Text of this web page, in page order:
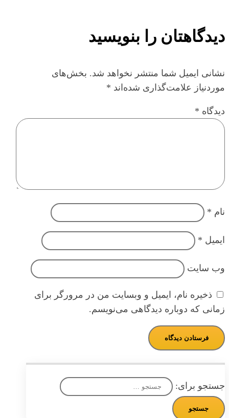
دیدگاهتان را بنویسید
نشانی ایمیل شما منتشر نخواهد شد. بخش‌های
موردنیاز علامت‌گذاری شده‌اند *
دیدگاه *
نام *
ایمیل *
وب‌ سایت
ذخیره نام، ایمیل و وبسایت من در مرورگر برای
زمانی که دوباره دیدگاهی می‌نویسم.
جستجو برای: